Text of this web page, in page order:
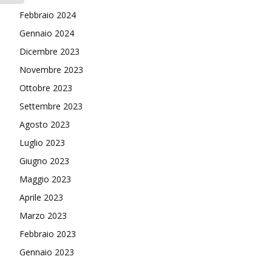
Febbraio 2024
Gennaio 2024
Dicembre 2023
Novembre 2023
Ottobre 2023
Settembre 2023
Agosto 2023
Luglio 2023
Giugno 2023
Maggio 2023
Aprile 2023
Marzo 2023
Febbraio 2023
Gennaio 2023